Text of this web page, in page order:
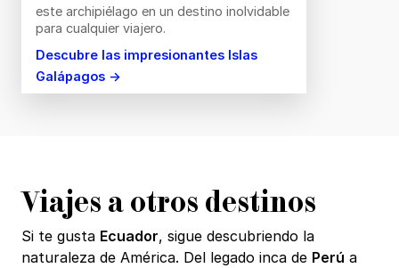
este archipiélago en un destino inolvidable
para cualquier viajero.
Descubre las impresionantes Islas
Galápagos →
Viajes a otros destinos
Si te gusta Ecuador, sigue descubriendo la
naturaleza de América. Del legado inca de Perú a